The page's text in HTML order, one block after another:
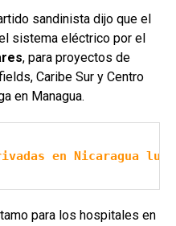
sandinista dijo que el
sistema eléctrico por el
, para proyectos de
Caribe Sur y Centro
en Managua.
en Nicaragua
para los hospitales en